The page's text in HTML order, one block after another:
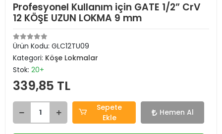
Profesyonel Kullanım için GATE 1/2” CrV
12 KÖŞE UZUN LOKMA 9 mm
Ürün Kodu: GLC12TU09
Kategori: Köşe Lokmalar
Stok: 20+
339,85 TL
Sepete
Ekle
Hemen Al